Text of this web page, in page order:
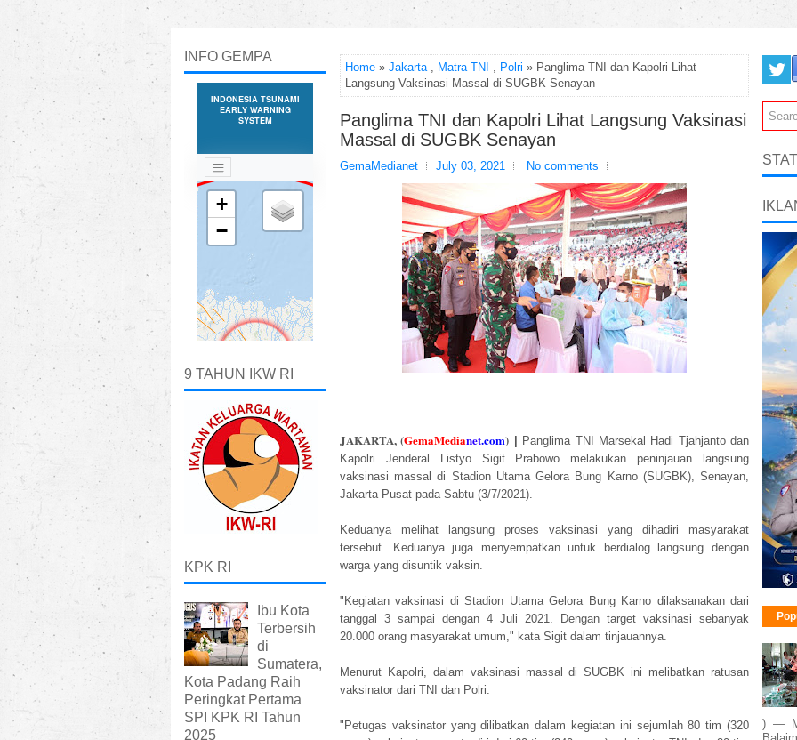
Home » Jakarta, Matra TNI , Polri » Panglima TNI dan Kapolri Lihat
Langsung Vaksinasi Massal di SUGBK Senayan
Panglima TNI dan Kapolri Lihat Langsung Vaksinasi
Massal di SUGBK Senayan
GemaMedianet July 03, 2021 No comments
JAKARTA, (GemaMedianet.com)
Panglima TNI Marsekal Hadi Tjahjanto dan
Kapolri Jenderal Listyo Sigit Prabowo melakukan peninjauan langsung
vaksinasi massal di Stadion Utama Gelora Bung Karno (SUGBK), Senayan,
Jakarta Pusat pada Sabtu (3/7/2021).
Keduanya melihat langsung proses vaksinasi yang dihadiri masyarakat
tersebut. Keduanya juga menyempatkan untuk berdialog langsung dengan
warga yang disuntik vaksin.
"Kegiatan vaksinasi di Stadion Utama Gelora Bung Karno dilaksanakan dari
tanggal 3 sampai dengan 4 Juli 2021. Dengan target vaksinasi sebanyak
20.000 orang masyarakat umum," kata Sigit dalam tinjauannya.
Menurut Kapolri, dalam vaksinasi massal di SUGBK ini melibatkan ratusan
vaksinator dari TNI dan Polri.
"Petugas vaksinator yang dilibatkan dalam kegiatan ini sejumlah 80 tim (320
INFO GEMPA
9 TAHUN IKW RI
KPK RI
Ibu Kota
Terbersih
di
Sumatera,
Kota Padang Raih
Peringkat Pertama
SPI KPK RI Tahun
2025
) —